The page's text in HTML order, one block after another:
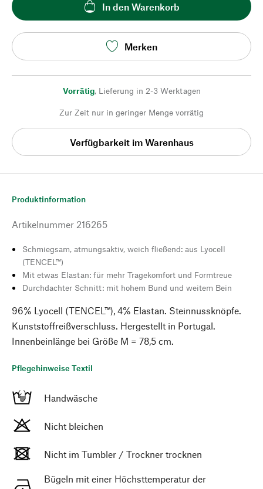
In den Warenkorb
Merken
Vorrätig, Lieferung in 2-3 Werktagen
Zur Zeit nur in geringer Menge vorrätig
Verfügbarkeit im Warenhaus
Produktinformation
Artikelnummer 216265
Schmiegsam, atmungsaktiv, weich fließend: aus Lyocell
(TENCEL™)
Mit etwas Elastan: für mehr Tragekomfort und Formtreue
Durchdachter Schnitt: mit hohem Bund und weitem Bein
96% Lyocell (TENCEL™), 4% Elastan. Steinnussknöpfe.
Kunststoffreißverschluss. Hergestellt in Portugal.
Innenbeinlänge bei Größe M = 78,5 cm.
Pflegehinweise Textil
Handwäsche
Nicht bleichen
Nicht im Tumbler / Trockner trocknen
Bügeln mit einer Höchsttemperatur der